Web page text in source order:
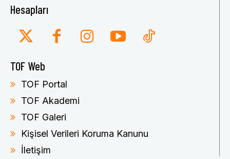
Hesapları
TOF Web
TOF Portal
TOF Akademi
TOF Galeri
Kişisel Verileri Koruma Kanunu
İletişim